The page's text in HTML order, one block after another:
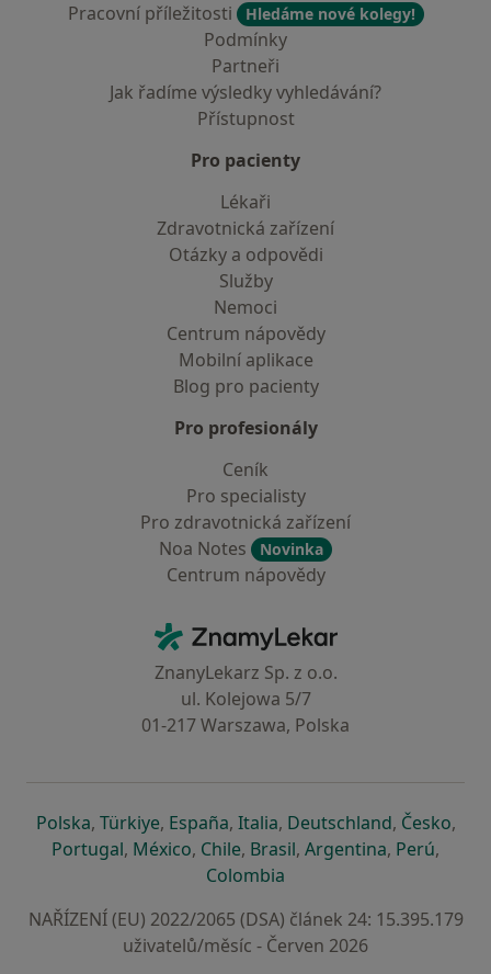
Pracovní příležitosti
Hledáme nové kolegy!
Podmínky
Partneři
Jak řadíme výsledky vyhledávání?
Přístupnost
Pro pacienty
Lékaři
Zdravotnická zařízení
Otázky a odpovědi
Služby
Nemoci
Centrum nápovědy
Mobilní aplikace
Blog pro pacienty
Pro profesionály
Ceník
Pro specialisty
Pro zdravotnická zařízení
Noa Notes
Novinka
Centrum nápovědy
ZnamyLekar - Hlavní stránka
ZnanyLekarz Sp. z o.o.
ul. Kolejowa 5/7
01-217 Warszawa, Polska
Polskase otevře v nové záložce
, Türkiyese otevře v nové záložce
, Españase otevře v nové záložce
, Italiase otevře v nové záložce
, Deutschlandse otevře v
, Českose
,
Portugalse otevře v nové záložce
, Méxicose otevře v nové záložce
, Chilese otevře v nové záložce
, Brasilse otevře v nové
, Argentinase otevře v
, Perúse
,
Colombia
NAŘÍZENÍ (EU) 2022/2065 (DSA) článek 24: 15.395.179
uživatelů/měsíc - Červen 2026